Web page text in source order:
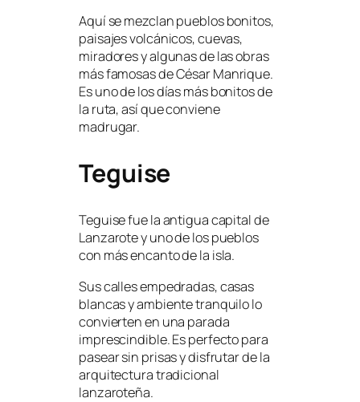
Aquí se mezclan pueblos bonitos,
paisajes volcánicos, cuevas,
miradores y algunas de las obras
más famosas de César Manrique.
Es uno de los días más bonitos de
la ruta, así que conviene
madrugar.
Teguise
Teguise fue la antigua capital de
Lanzarote y uno de los pueblos
con más encanto de la isla.
Sus calles empedradas, casas
blancas y ambiente tranquilo lo
convierten en una parada
imprescindible. Es perfecto para
pasear sin prisas y disfrutar de la
arquitectura tradicional
lanzaroteña.